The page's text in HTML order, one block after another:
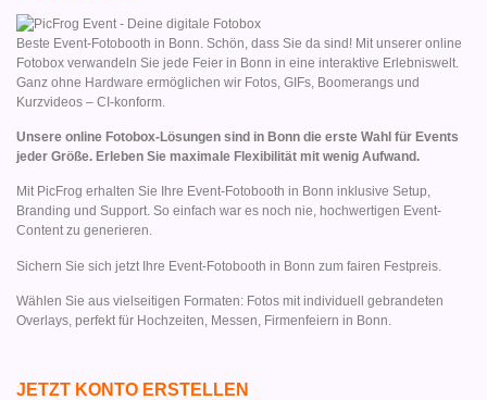
Beste Event-Fotobooth in Bonn. Schön, dass Sie da sind! Mit unserer online
Fotobox verwandeln Sie jede Feier in Bonn in eine interaktive Erlebniswelt.
Ganz ohne Hardware ermöglichen wir Fotos, GIFs, Boomerangs und
Kurzvideos – CI-konform.
Unsere online Fotobox-Lösungen sind in Bonn die erste Wahl für Events
jeder Größe. Erleben Sie maximale Flexibilität mit wenig Aufwand.
Mit PicFrog erhalten Sie Ihre Event-Fotobooth in Bonn inklusive Setup,
Branding und Support. So einfach war es noch nie, hochwertigen Event-
Content zu generieren.
Sichern Sie sich jetzt Ihre Event-Fotobooth in Bonn zum fairen Festpreis.
Wählen Sie aus vielseitigen Formaten: Fotos mit individuell gebrandeten
Overlays, perfekt für Hochzeiten, Messen, Firmenfeiern in Bonn.
JETZT KONTO ERSTELLEN